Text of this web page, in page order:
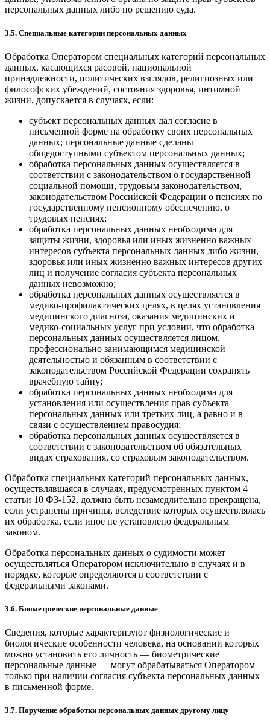
персональных данных либо по решению суда.
3.5. Специальные категории персональных данных
Обработка Оператором специальных категорий персональных
данных, касающихся расовой, национальной
принадлежности, политических взглядов, религиозных или
философских убеждений, состояния здоровья, интимной
жизни, допускается в случаях, если:
субъект персональных данных дал согласие в
письменной форме на обработку своих персональных
данных; персональные данные сделаны
общедоступными субъектом персональных данных;
обработка персональных данных осуществляется в
соответствии с законодательством о государственной
социальной помощи, трудовым законодательством,
законодательством Российской Федерации о пенсиях по
государственному пенсионному обеспечению, о
трудовых пенсиях;
обработка персональных данных необходима для
защиты жизни, здоровья или иных жизненно важных
интересов субъекта персональных данных либо жизни,
здоровья или иных жизненно важных интересов других
лиц и получение согласия субъекта персональных
данных невозможно;
обработка персональных данных осуществляется в
медико-профилактических целях, в целях установления
медицинского диагноза, оказания медицинских и
медико-социальных услуг при условии, что обработка
персональных данных осуществляется лицом,
профессионально занимающимся медицинской
деятельностью и обязанным в соответствии с
законодательством Российской Федерации сохранять
врачебную тайну;
обработка персональных данных необходима для
установления или осуществления прав субъекта
персональных данных или третьих лиц, а равно и в
связи с осуществлением правосудия;
обработка персональных данных осуществляется в
соответствии с законодательством об обязательных
видах страхования, со страховым законодательством.
Обработка специальных категорий персональных данных,
осуществлявшаяся в случаях, предусмотренных пунктом 4
статьи 10 ФЗ-152, должна быть незамедлительно прекращена,
если устранены причины, вследствие которых осуществлялась
их обработка, если иное не установлено федеральным
законом.
Обработка персональных данных о судимости может
осуществляться Оператором исключительно в случаях и в
порядке, которые определяются в соответствии с
федеральными законами.
3.6. Биометрические персональные данные
Сведения, которые характеризуют физиологические и
биологические особенности человека, на основании которых
можно установить его личность — биометрические
персональные данные — могут обрабатываться Оператором
только при наличии согласия субъекта персональных данных
в письменной форме.
3.7. Поручение обработки персональных данных другому лицу